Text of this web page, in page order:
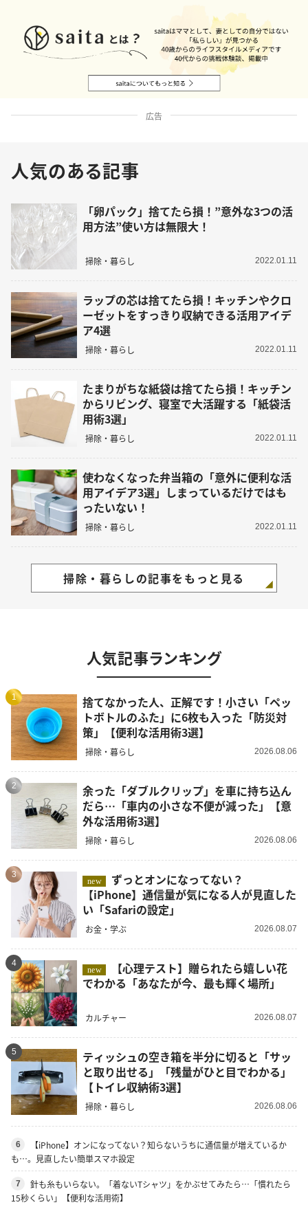
広告
人気のある記事
「卵パック」捨てたら損！”意外な3つの活
用方法”使い方は無限大！
掃除・暮らし 2022.01.11
ラップの芯は捨てたら損！キッチンやクロ
ーゼットをすっきり収納できる活用アイデ
ア4選
掃除・暮らし 2022.01.11
たまりがちな紙袋は捨てたら損！キッチン
からリビング、寝室で大活躍する「紙袋活
用術3選」
掃除・暮らし 2022.01.11
使わなくなった弁当箱の「意外に便利な活
用アイデア3選」しまっているだけではも
ったいない！
掃除・暮らし 2022.01.11
掃除・暮らしの記事をもっと見る
人気記事ランキング
1
捨てなかった人、正解です！小さい「ペッ
トボトルのふた」に6枚も入った「防災対
策」【便利な活用術3選】
掃除・暮らし 2026.08.06
2
余った「ダブルクリップ」を車に持ち込ん
だら…「車内の小さな不便が減った」【意
外な活用術3選】
掃除・暮らし 2026.08.06
3
new
【iPhone】通信量が気になる人が見直した
い「Safariの設定」
お金・学ぶ 2026.08.07
4
new
でわかる「あなたが今、最も輝く場所」
カルチャー 2026.08.07
5
ティッシュの空き箱を半分に切ると「サッ
と取り出せる」「残量がひと目でわかる」
【トイレ収納術3選】
掃除・暮らし 2026.08.06
6
【iPhone】オンになってない？知らないうちに通信量が増えているか
も…。見直したい簡単スマホ設定
7
針も糸もいらない。「着ないTシャツ」をかぶせてみたら…「慣れたら
15秒くらい」【便利な活用術】